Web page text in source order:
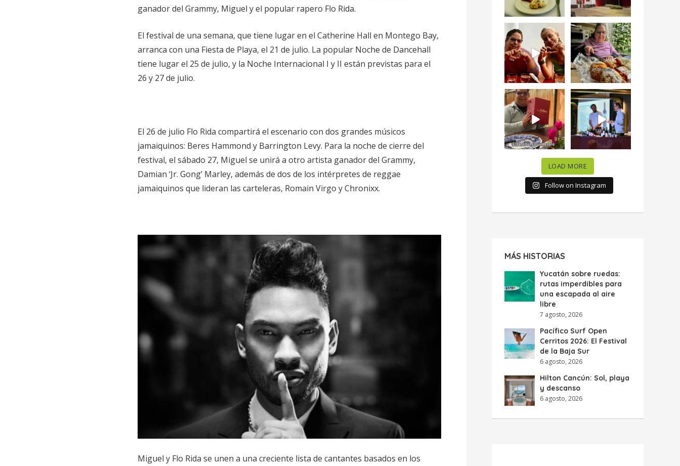
ganador del Grammy, Miguel y el popular rapero Flo Rida.
El festival de una semana, que tiene lugar en el Catherine Hall en Montego Bay,
arranca con una Fiesta de Playa, el 21 de julio. La popular Noche de Dancehall
tiene lugar el 25 de julio, y la Noche Internacional I y II están previstas para el
26 y 27 de julio.
El 26 de julio Flo Rida compartirá el escenario con dos grandes músicos
jamaiquinos: Beres Hammond y Barrington Levy. Para la noche de cierre del
festival, el sábado 27, Miguel se unirá a otro artista ganador del Grammy,
Damian ‘Jr. Gong’ Marley, además de dos de los intérpretes de reggae
jamaiquinos que lideran las carteleras, Romain Virgo y Chronixx.
Miguel y Flo Rida se unen a una creciente lista de cantantes basados en los
¡Qué desayuno tan
increíble en
@LasQuinceLetras!...
28 3
Me tocó rosca de
Tagers un
restaurante de
Avenida...
50 10
“En #Mallorca
Ciudad de México
celebramos la...
63 7
#SoaunFusionMexic
o una noche única
donde España y...
10 0
LOAD MORE
Follow on Instagram
MÁS HISTORIAS
Yucatán sobre ruedas:
rutas imperdibles para
una escapada al aire
libre
7 agosto, 2026
Pacífico Surf Open
Cerritos 2026: El Festival
de la Baja Sur
6 agosto, 2026
Hilton Cancún: Sol, playa
y descanso
6 agosto, 2026